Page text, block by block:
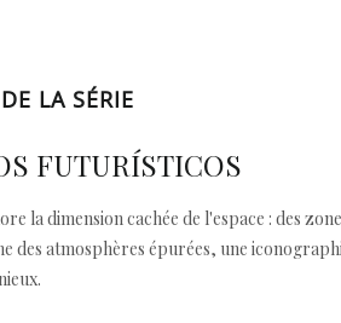
LA SÉRIE
FUTURÍSTICOS
la dimension cachée de l'espace : des
des atmosphères épurées, une